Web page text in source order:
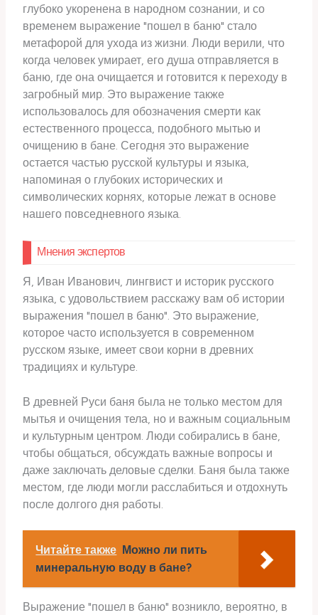
глубоко укоренена в народном сознании, и со
временем выражение "пошел в баню" стало
метафорой для ухода из жизни. Люди верили, что
когда человек умирает, его душа отправляется в
баню, где она очищается и готовится к переходу в
загробный мир. Это выражение также
использовалось для обозначения смерти как
естественного процесса, подобного мытью и
очищению в бане. Сегодня это выражение
остается частью русской культуры и языка,
напоминая о глубоких исторических и
символических корнях, которые лежат в основе
нашего повседневного языка.
Мнения экспертов
Я, Иван Иванович, лингвист и историк русского
языка, с удовольствием расскажу вам об истории
выражения "пошел в баню". Это выражение,
которое часто используется в современном
русском языке, имеет свои корни в древних
традициях и культуре.
В древней Руси баня была не только местом для
мытья и очищения тела, но и важным социальным
и культурным центром. Люди собирались в бане,
чтобы общаться, обсуждать важные вопросы и
даже заключать деловые сделки. Баня была также
местом, где люди могли расслабиться и отдохнуть
после долгого дня работы.
Читайте также Можно ли пить
минеральную воду в бане?
Выражение "пошел в баню" возникло, вероятно, в